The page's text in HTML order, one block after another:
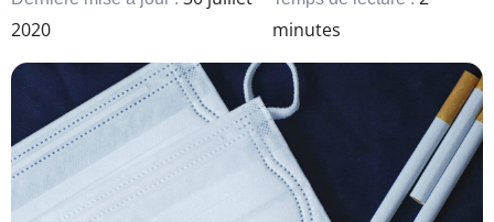
2020
minutes